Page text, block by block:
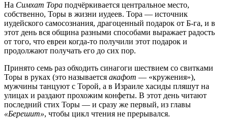
На Симхат Тора подчёркивается центральное место,
собственно, Торы в жизни иудеев. Тора — источник
иудейского самосознания, драгоценный подарок от Б-га, и в
этот день вся община разными способами выражает радость
от того, что евреи когда-то получили этот подарок и
продолжают получать его до сих пор.
Принято семь раз обходить синагоги шествием со свитками
Торы в руках (это называется акафот — «кружения»),
мужчины танцуют с Торой, а в Израиле хасиды пляшут на
улицах и раздают прохожим конфеты. В этот день читают
последний стих Торы — и сразу же первый, из главы
«Берешит», чтобы цикл чтения не прерывался.